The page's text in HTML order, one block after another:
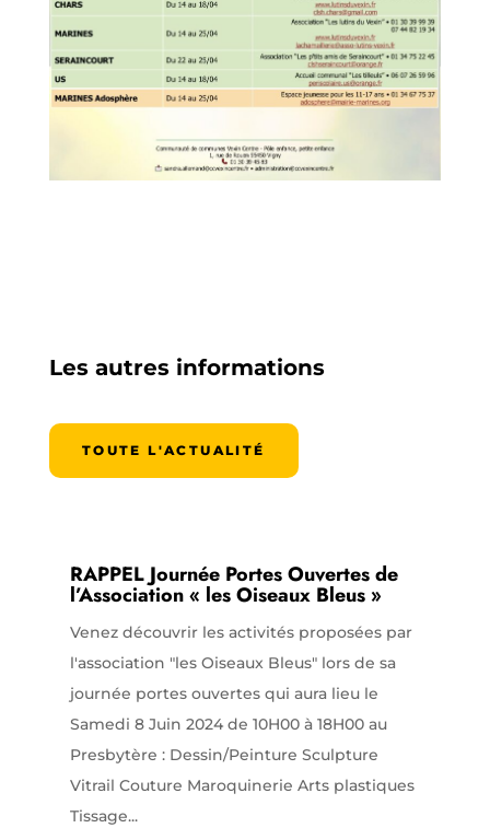
Les autres informations
TOUTE L'ACTUALITÉ
RAPPEL Journée Portes Ouvertes de
l’Association « les Oiseaux Bleus »
Venez découvrir les activités proposées par
l'association "les Oiseaux Bleus" lors de sa
journée portes ouvertes qui aura lieu le
Samedi 8 Juin 2024 de 10H00 à 18H00 au
Presbytère : Dessin/Peinture Sculpture
Vitrail Couture Maroquinerie Arts plastiques
Tissage...